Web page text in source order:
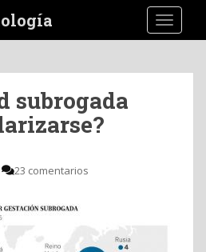
subrogada
23 comentarios